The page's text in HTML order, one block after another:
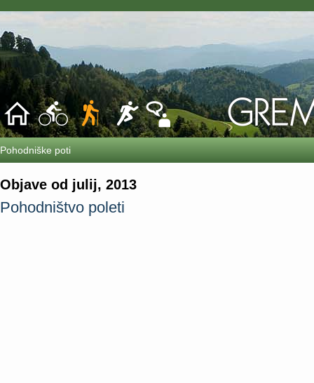
Pohodniške poti
Objave od julij, 2013
Pohodništvo poleti